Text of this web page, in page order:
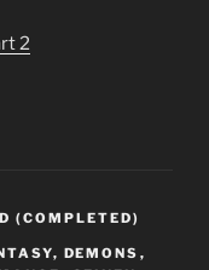
2
(COMPLETED)
, DEMONS ,